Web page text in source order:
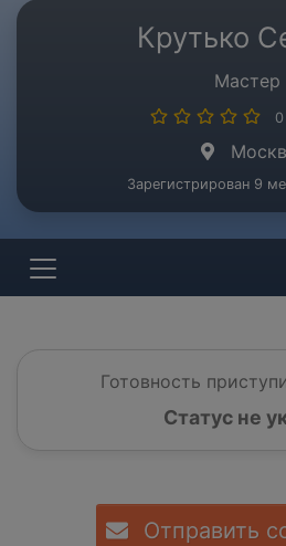
Крутько
Мастер
Зарегистрирован 9
Готовность
Статус не
Отправить